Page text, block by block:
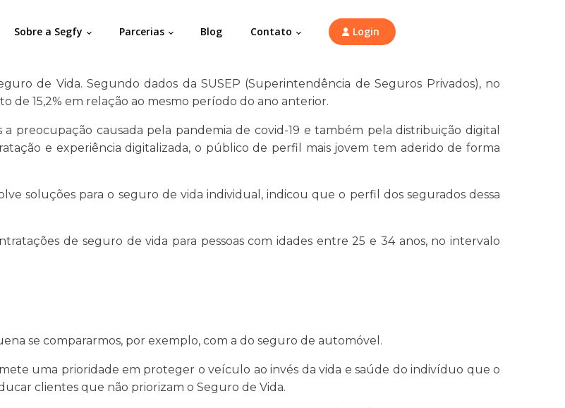
Sobre a Segfy Parcerias Blog Contato Login
de Vida. Segundo dados da SUSEP (Superintendência de Seguros Privados), no
15,2% em relação ao mesmo período do ano anterior.
preocupação causada pela pandemia de covid-19 e também pela distribuição digital
e experiência digitalizada, o público de perfil mais jovem tem aderido de forma
soluções para o seguro de vida individual, indicou que o perfil dos segurados dessa
de seguro de vida para pessoas com idades entre 25 e 34 anos, no intervalo
se compararmos, por exemplo, com a do seguro de automóvel.
uma prioridade em proteger o veículo ao invés da vida e saúde do indivíduo que o
clientes que não priorizam o Seguro de Vida.